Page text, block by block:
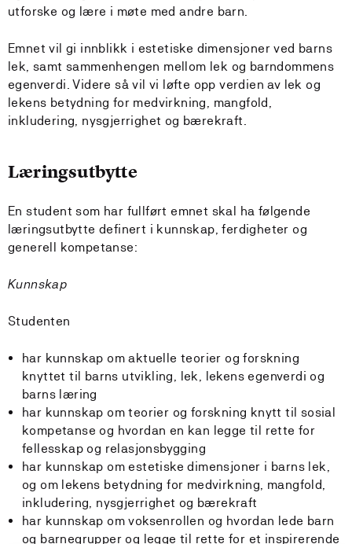
utforske og lære i møte med andre barn.
Emnet vil gi innblikk i estetiske dimensjoner ved barns
lek, samt sammenhengen mellom lek og barndommens
egenverdi. Videre så vil vi løfte opp verdien av lek og
lekens betydning for medvirkning, mangfold,
inkludering, nysgjerrighet og bærekraft.
Læringsutbytte
En student som har fullført emnet skal ha følgende
læringsutbytte definert i kunnskap, ferdigheter og
generell kompetanse:
Kunnskap
Studenten
har kunnskap om aktuelle teorier og forskning
knyttet til barns utvikling, lek, lekens egenverdi og
barns læring
har kunnskap om teorier og forskning knytt til sosial
kompetanse og hvordan en kan legge til rette for
fellesskap og relasjonsbygging
har kunnskap om estetiske dimensjoner i barns lek,
og om lekens betydning for medvirkning, mangfold,
inkludering, nysgjerrighet og bærekraft
har kunnskap om voksenrollen og hvordan lede barn
og barnegrupper og legge til rette for et inspirerende